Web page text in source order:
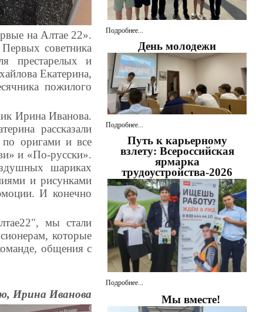
на Алтае 22».
советника
престарелых и
Екатерина,
пожилого
Ирина Иванова.
рассказали
оригами и все
и «По-русски».
шариках
и рисунками
И конечно
мы стали
которые
общения с
Ирина Иванова
Подробнее...
День молодежи
Подробнее...
Путь к карьерному
взлету: Всероссийская
ярмарка
трудоустройства-2026
Подробнее...
Мы вместе!